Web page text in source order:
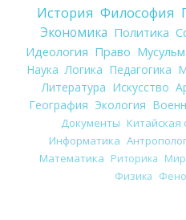
История Философия
Экономика Политика
Идеология Право
Наука Логика Педагогика
Литература Искусство
География Экология
Документы Китайская
Информатика
Математика Риторика
Физика